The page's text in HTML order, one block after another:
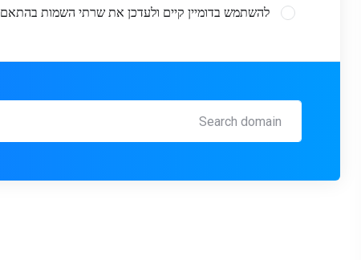
להשתמש בדומיין קיים ולעדכן את שרתי השמות בהתאם